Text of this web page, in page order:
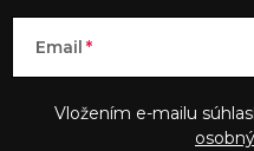
Email
Vložením e-mailu